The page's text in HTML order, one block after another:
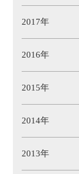
2017年
2016年
2015年
2014年
2013年